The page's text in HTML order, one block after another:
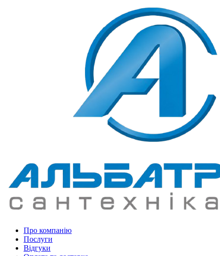
Про компанію
Послуги
Відгуки